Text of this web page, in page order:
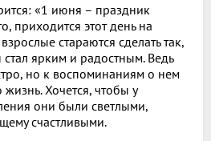
«1 июня – праздник
приходится этот день на
стараются сделать так,
ярким и радостным. Ведь
но к воспоминаниям о нем
Хочется, чтобы у
они были светлыми,
счастливыми.